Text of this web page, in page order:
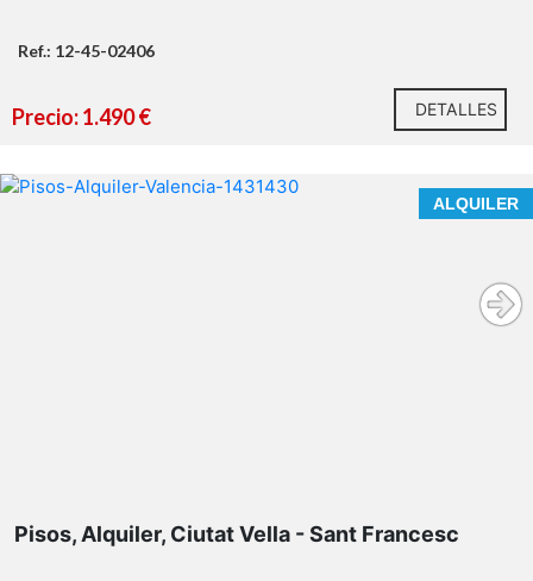
Ref.: 12-45-02406
Precio: 1.490 € DETALLES
ALQUILER
Pisos, Alquiler, Ciutat Vella - Sant Francesc